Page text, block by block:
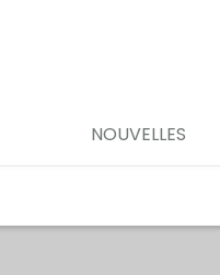
NOUVELLES